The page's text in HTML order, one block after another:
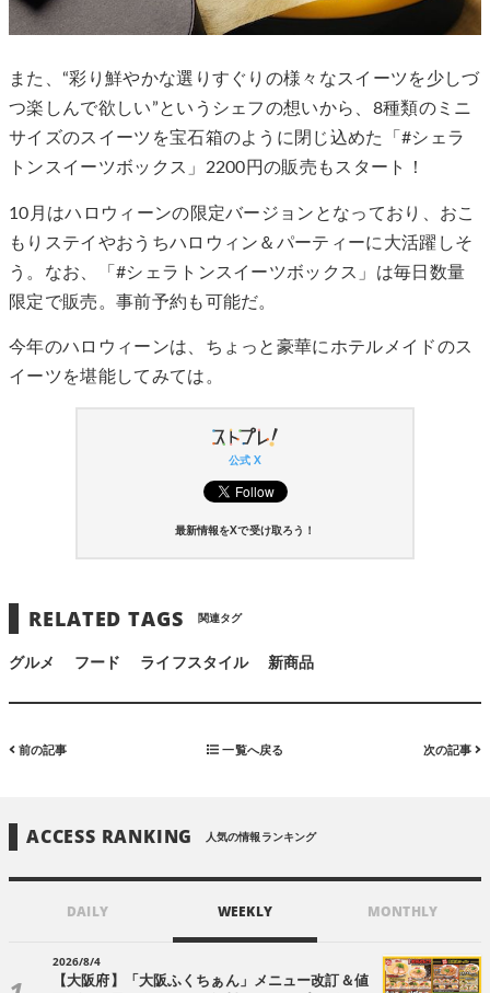
また、“彩り鮮やかな選りすぐりの様々なスイーツを少しづ
つ楽しんで欲しい”というシェフの想いから、8種類のミニ
サイズのスイーツを宝石箱のように閉じ込めた「#シェラ
トンスイーツボックス」2200円の販売もスタート！
10月はハロウィーンの限定バージョンとなっており、おこ
もりステイやおうちハロウィン＆パーティーに大活躍しそ
う。なお、「#シェラトンスイーツボックス」は毎日数量
限定で販売。事前予約も可能だ。
今年のハロウィーンは、ちょっと豪華にホテルメイドのス
イーツを堪能してみては。
公式 X
最新情報をXで受け取ろう！
RELATED TAGS 関連タグ
グルメ フード ライフスタイル 新商品
前の記事 一覧へ戻る 次の記事
ACCESS RANKING 人気の情報ランキング
DAILY WEEKLY MONTHLY
2026/8/4
【大阪府】「大阪ふくちぁん」メニュー改訂＆値